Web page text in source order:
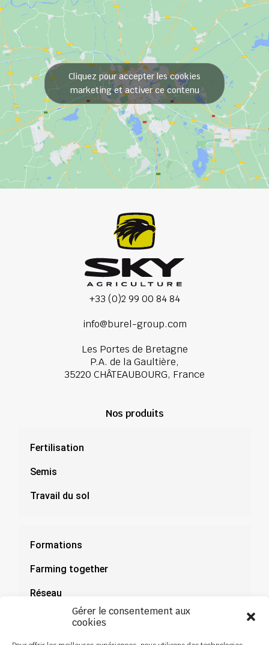
Gérer le consentement aux
cookies
Cliquez pour accepter les cookies
marketing et activer ce contenu
+33 (0)2 99 00 84 84
info@burel-group.com
Les Portes de Bretagne
P.A. de la Gaultière,
35220 CHÂTEAUBOURG, France
Nos produits
Fertilisation
Semis
Travail du sol
Formations
Farming together
Réseau
Documentation
Actualités